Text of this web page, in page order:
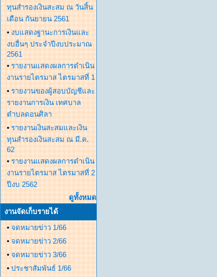
ทุนสำรองเงินสะสม ณ วันสิ้น
เดือน กันยายน 2561
• งบแสดงฐานะการเงินและ
งบอื่นๆ ประจำปีงบประมาณ
2561
• รายงานแสดงผลการดำเนิน
งานรายไตรมาส ไตรมาสที่ 1
• รายงานของผู้สอบบัญชีและ
รายงานการเงิน เทศบาล
ตำบลดอนศิลา
• รายงานเงินสะสมและเงิน
ทุนสำรองเงินสะสม ณ มี.ค.
62
• รายงานแสดงผลการดำเนิน
งานรายไตรมาส ไตรมาสที่ 2
ปีงบ 2562
ดูทั้งหมด
งานจัดเก็บรายได้
• จดหมายข่าว 1/66
• จดหมายข่าว 2/66
• จดหมายข่าว 3/66
• ประชาสัมพันธ์ 1/66